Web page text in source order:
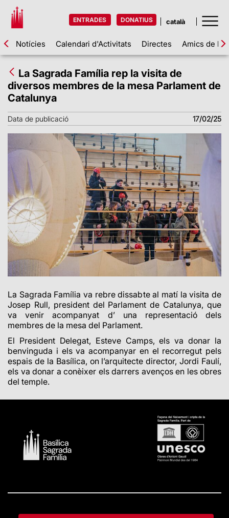
ENTRADES DONATIUS
Notícies Calendari d'Activitats Directes Amics de la
La Sagrada Família rep la visita de
diversos membres de la mesa Parlament de
Catalunya
Data de publicació 17/02/25
La Sagrada Família va rebre dissabte al matí la visita de
Josep Rull, president del Parlament de Catalunya, que
va venir acompanyat d’ una representació dels
membres de la mesa del Parlament.
El President Delegat, Esteve Camps, els va donar la
benvinguda i els va acompanyar en el recorregut pels
espais de la Basílica, on l’arquitecte director, Jordi Faulí,
els va donar a conèixer els darrers avenços en les obres
del temple.